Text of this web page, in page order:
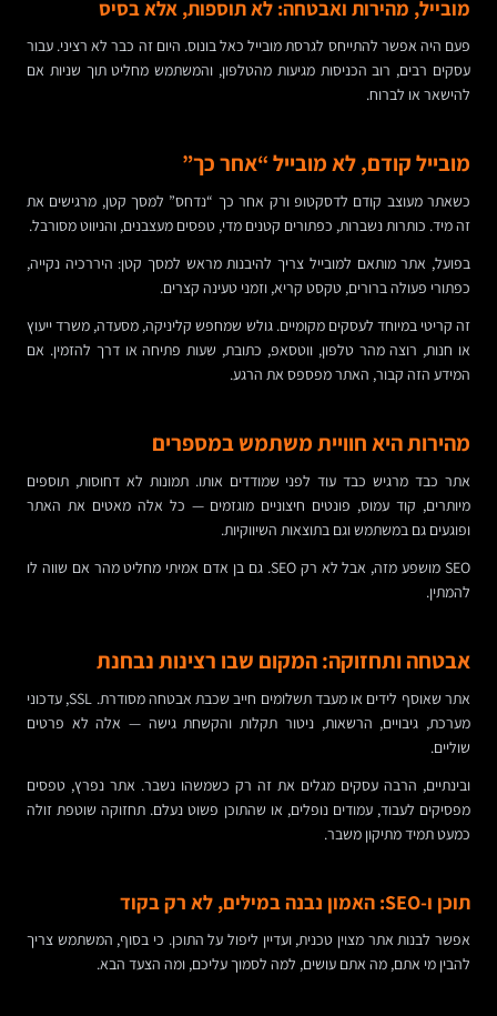
מובייל, מהירות ואבטחה: לא תוספות, אלא בסיס
פעם היה אפשר להתייחס לגרסת מובייל כאל בונוס. היום זה כבר לא רציני. עבור
עסקים רבים, רוב הכניסות מגיעות מהטלפון, והמשתמש מחליט תוך שניות אם
להישאר או לברוח.
מובייל קודם, לא מובייל “אחר כך”
כשאתר מעוצב קודם לדסקטופ ורק אחר כך “נדחס” למסך קטן, מרגישים את
זה מיד. כותרות נשברות, כפתורים קטנים מדי, טפסים מעצבנים, והניווט מסורבל.
בפועל, אתר מותאם למובייל צריך להיבנות מראש למסך קטן: היררכיה נקייה,
כפתורי פעולה ברורים, טקסט קריא, וזמני טעינה קצרים.
זה קריטי במיוחד לעסקים מקומיים. גולש שמחפש קליניקה, מסעדה, משרד ייעוץ
או חנות, רוצה מהר טלפון, ווטסאפ, כתובת, שעות פתיחה או דרך להזמין. אם
המידע הזה קבור, האתר מפספס את הרגע.
מהירות היא חוויית משתמש במספרים
אתר כבד מרגיש כבד עוד לפני שמודדים אותו. תמונות לא דחוסות, תוספים
מיותרים, קוד עמוס, פונטים חיצוניים מוגזמים — כל אלה מאטים את האתר
ופוגעים גם במשתמש וגם בתוצאות השיווקיות.
SEO מושפע מזה, אבל לא רק SEO. גם בן אדם אמיתי מחליט מהר אם שווה לו
להמתין.
אבטחה ותחזוקה: המקום שבו רצינות נבחנת
אתר שאוסף לידים או מעבד תשלומים חייב שכבת אבטחה מסודרת. SSL, עדכוני
מערכת, גיבויים, הרשאות, ניטור תקלות והקשחת גישה — אלה לא פרטים
שוליים.
ובינתיים, הרבה עסקים מגלים את זה רק כשמשהו נשבר. אתר נפרץ, טפסים
מפסיקים לעבוד, עמודים נופלים, או שהתוכן פשוט נעלם. תחזוקה שוטפת זולה
כמעט תמיד מתיקון משבר.
תוכן ו-SEO: האמון נבנה במילים, לא רק בקוד
אפשר לבנות אתר מצוין טכנית, ועדיין ליפול על התוכן. כי בסוף, המשתמש צריך
להבין מי אתם, מה אתם עושים, למה לסמוך עליכם, ומה הצעד הבא.